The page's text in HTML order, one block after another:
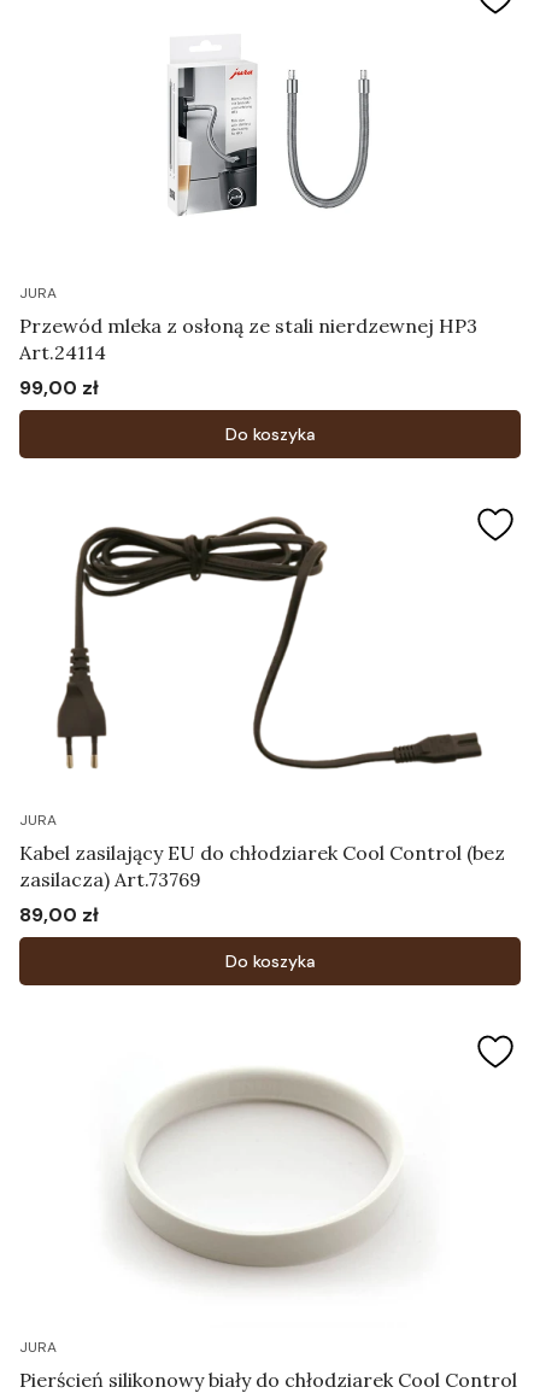
JURA
Przewód mleka z osłoną ze stali nierdzewnej HP3
Art.24114
Cena
99,00 zł
Do koszyka
JURA
Kabel zasilający EU do chłodziarek Cool Control (bez
zasilacza) Art.73769
Cena
89,00 zł
Do koszyka
JURA
Pierścień silikonowy biały do chłodziarek Cool Control